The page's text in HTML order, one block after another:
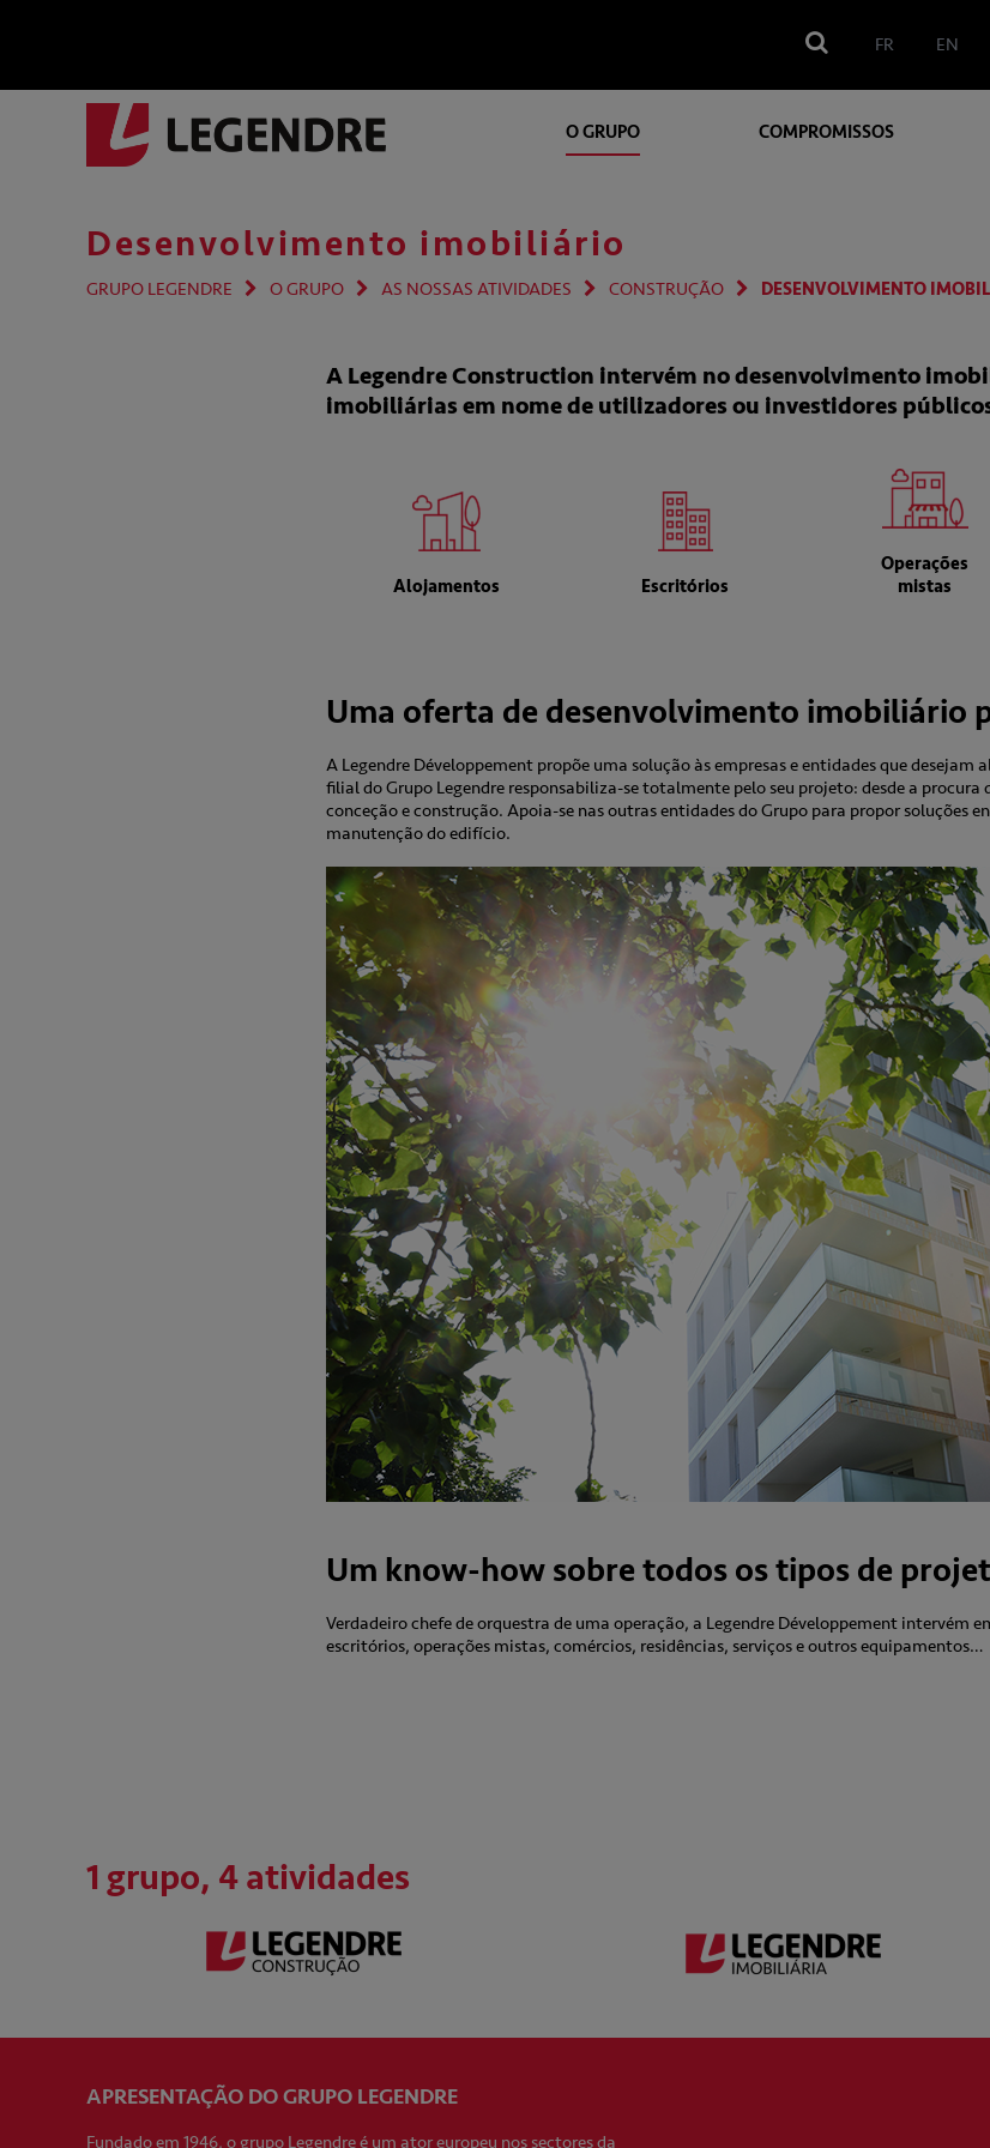
FR EN
O GRUPO COMPROMISSOS
Desenvolvimento imobiliário
GRUPO LEGENDRE O GRUPO AS NOSSAS ATIVIDADES CONSTRUÇÃO DESENVOLVIMENTO
A Legendre Construction intervém nodesenvolvimento
imobiliárias em nome de utilizadores ou investidores
Alojamentos Escritórios
Operações
mistas
Uma oferta de desenvolvimento imobiliário
A Legendre Développement propõe uma solução às empresas e entidades que desejam
filial do Grupo Legendre responsabiliza-se totalmente pelo seu projeto: desde a procura
conceção e construção. Apoia-se nas outras entidades do Grupo para propor soluções
manutenção do edifício.
Um know-how sobre todos os tipos de
Verdadeiro chefe de orquestra de uma operação, a Legendre Développement intervém
escritórios, operações mistas, comércios, residências, serviços e outros equipamentos…
1 grupo, 4 atividades
APRESENTAÇÃO DO GRUPO LEGENDRE
Fundado em 1946, o grupo Legendre é um ator europeu nos sectores da